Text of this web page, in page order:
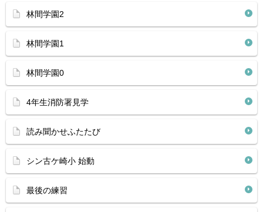
林間学園2
林間学園1
林間学園0
4年生消防署見学
読み聞かせふたたび
シン古ケ崎小 始動
最後の練習